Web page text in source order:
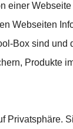
einer
Webseiten
Box sind
Produkte
Privatsphäre.